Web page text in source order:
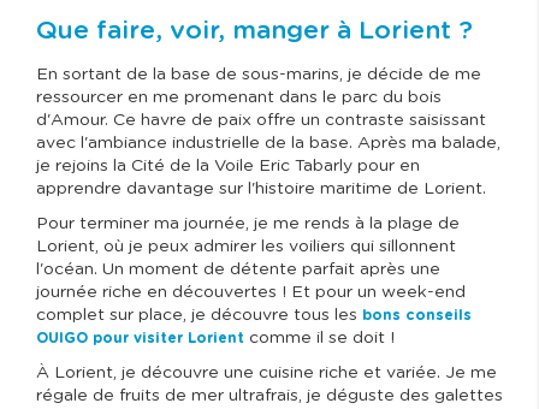
Que faire, voir, manger à Lorient ?
En sortant de la base de sous-marins, je décide de me
ressourcer en me promenant dans le parc du bois
d'Amour. Ce havre de paix offre un contraste saisissant
avec l'ambiance industrielle de la base. Après ma balade,
je rejoins la Cité de la Voile Eric Tabarly pour en
apprendre davantage sur l'histoire maritime de Lorient.
Pour terminer ma journée, je me rends à la plage de
Lorient, où je peux admirer les voiliers qui sillonnent
l'océan. Un moment de détente parfait après une
journée riche en découvertes ! Et pour un week-end
complet sur place, je découvre tous les bons conseils
OUIGO pour visiter Lorient comme il se doit !
À Lorient, je découvre une cuisine riche et variée. Je me
régale de fruits de mer ultrafrais, je déguste des galettes